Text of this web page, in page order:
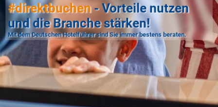
#direktbuchen- Vorteile nutzen
und die Branche stärken!
Mit dem Deutschen Hotelführer sind Sie immer bestens beraten.